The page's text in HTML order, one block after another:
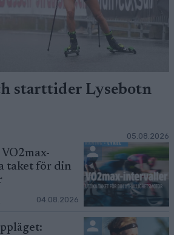
starttider Lysebotn
05.08.2026
taket för din
04.08.2026